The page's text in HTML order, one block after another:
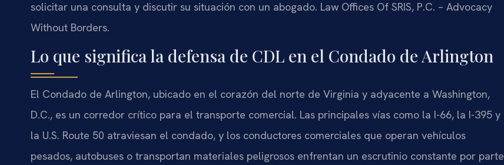
solicitar una consulta y discutir su situación con un abogado. Law Offices Of SRIS, P.C. – Advocacy
Without Borders.
Lo que significa la defensa de CDL en el Condado de Arlington
El Condado de Arlington, ubicado en el corazón del norte de Virginia y adyacente a Washington,
D.C., es un corredor crítico para el transporte comercial. Las principales vías como la I-66, la I-395 y
la U.S. Route 50 atraviesan el condado, y los conductores comerciales que operan vehículos
pesados, autobuses o transportan materiales peligrosos enfrentan un escrutinio constante por parte